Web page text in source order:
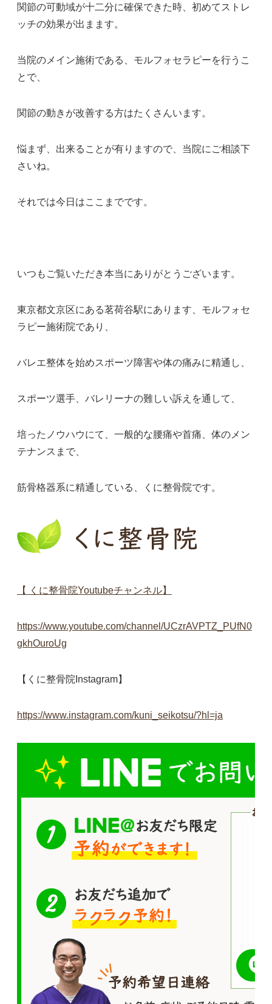
関節の可動域が十二分に確保できた時、初めてストレ
ッチの効果が出まます。
当院のメイン施術である、モルフォセラピーを行うこ
とで、
関節の動きが改善する方はたくさんいます。
悩まず、出来ることが有りますので、当院にご相談下
さいね。
それでは今日はここまでです。
いつもご覧いただき本当にありがとうございます。
東京都文京区にある茗荷谷駅にあります、モルフォセ
ラピー施術院であり、
バレエ整体を始めスポーツ障害や体の痛みに精通し、
スポーツ選手、バレリーナの難しい訴えを通して、
培ったノウハウにて、一般的な腰痛や首痛、体のメン
テナンスまで、
筋骨格器系に精通している、くに整骨院です。
【 くに整骨院Youtubeチャンネル】
https://www.youtube.com/channel/UCzrAVPTZ_PUfN0
gkhOuroUg
【くに整骨院Instagram】
https://www.instagram.com/kuni_seikotsu/?hl=ja